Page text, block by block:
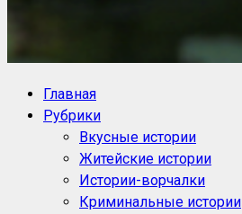
Блог историй NoorySan
Главная
Рубрики
Вкусные истории
Житейские истории
Истории-ворчалки
Криминальные истории